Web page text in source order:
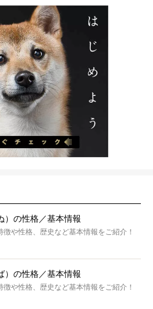
）の性格／基本情報
徴や性格、歴史など基本情報をご紹介！
）の性格／基本情報
徴や性格、歴史など基本情報をご紹介！